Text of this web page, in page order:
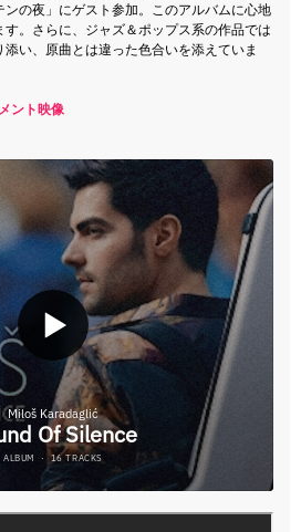
ンの夜」にゲスト参加。このアルバムに心地
す。さらに、ジャズ＆ポップス系の作品では
い、原曲とは違った色合いを添えていま
ント映像